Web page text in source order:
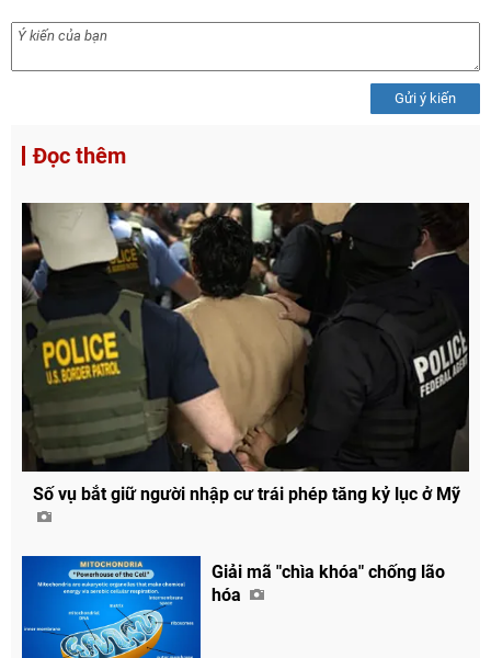
Gửi ý kiến
Đọc thêm
Số vụ bắt giữ người nhập cư trái phép tăng kỷ lục ở Mỹ
Giải mã "chìa khóa" chống lão
hóa